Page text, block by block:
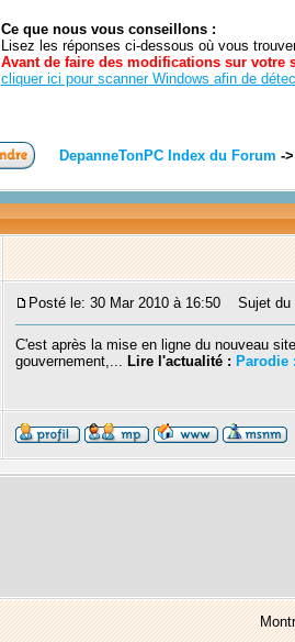
Ce que nous vous conseillons :
Lisez les réponses ci-dessous où vous
Avant de faire des modifications sur votre
cliquer ici pour scanner Windows afin de
DepanneTonPC Index du Forum ->
Posté le: 30 Mar 2010 à 16:50 Sujet du
C'est après la mise en ligne du nouveau
gouvernement,... Lire l'actualité : Parodie